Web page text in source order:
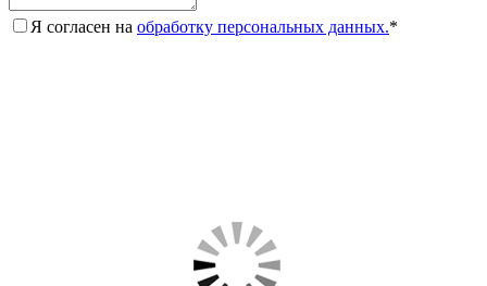
Я согласен на обработку персональных данных.*